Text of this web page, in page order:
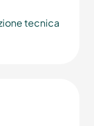
tecnica